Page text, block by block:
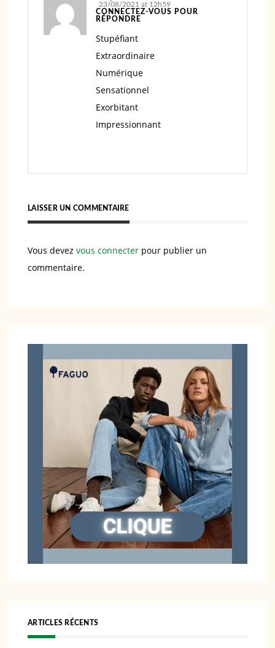
23/08/2021 at 12h59
CONNECTEZ-VOUS POUR
RÉPONDRE
Stupéfiant
Extraordinaire
Numérique
Sensationnel
Exorbitant
Impressionnant
LAISSER UN COMMENTAIRE
Vous devez vous connecter pour publier un
commentaire.
ARTICLES RÉCENTS